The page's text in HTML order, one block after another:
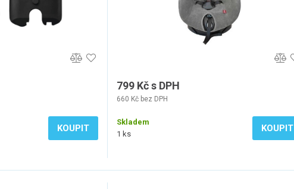
KOUPIT
799 Kč s DPH
660 Kč bez DPH
Skladem
1 ks
KOUPIT